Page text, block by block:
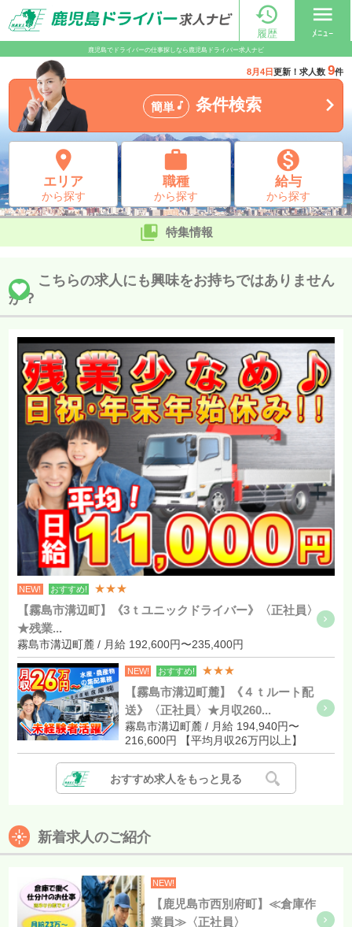

履歴
menu
ﾒﾆｭｰ
鹿児島でドライバーの仕事探しなら鹿児島ドライバー求人ナビ
8月4日更新！求人数 9件
簡単  条件検索 

エリア
から探す

職種
から探す

給与
から探す
 特集情報
こちらの求人にも興味をお持ちではありません
か？
NEW! おすすめ! ★★★
【霧島市溝辺町】《3ｔユニックドライバー》〈正社員〉
★残業...
霧島市溝辺町麓 / 月給 192,600円〜235,400円
NEW! おすすめ! ★★★
【霧島市溝辺町麓】《４ｔルート配
送》〈正社員〉★月収260...
霧島市溝辺町麓 / 月給 194,940円〜
216,600円 【平均月収26万円以上】
おすすめ求人をもっと見る
新着求人のご紹介
NEW!
【鹿児島市西別府町】≪倉庫作
業員≫〈正社員〉